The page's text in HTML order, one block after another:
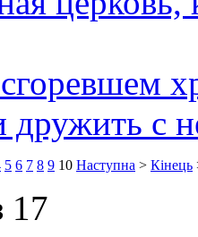
с
5 6 7 8 9 10 Наступна > Кінець
17